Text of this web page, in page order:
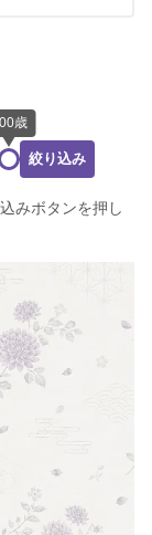
絞り込み
みボタンを押し